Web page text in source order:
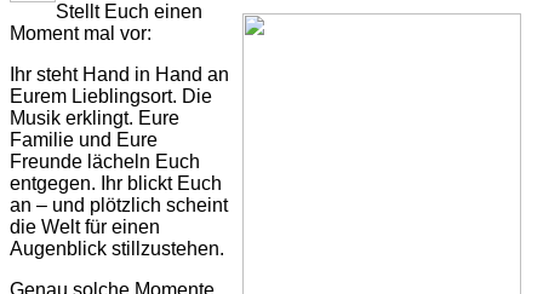
Stellt Euch einen
Moment mal vor:
Ihr steht Hand in Hand an
Eurem Lieblingsort. Die
Musik erklingt. Eure
Familie und Eure
Freunde lächeln Euch
entgegen. Ihr blickt Euch
an – und plötzlich scheint
die Welt für einen
Augenblick stillzustehen.
Genau solche Momente